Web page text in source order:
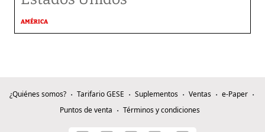
AMÉRICA
¿Quiénes somos? Tarifario GESE Suplementos Ventas
e-Paper
Puntos de venta
Términos y condiciones